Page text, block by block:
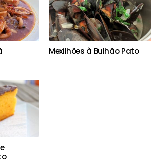
Mexilhões à Bulhão Pato